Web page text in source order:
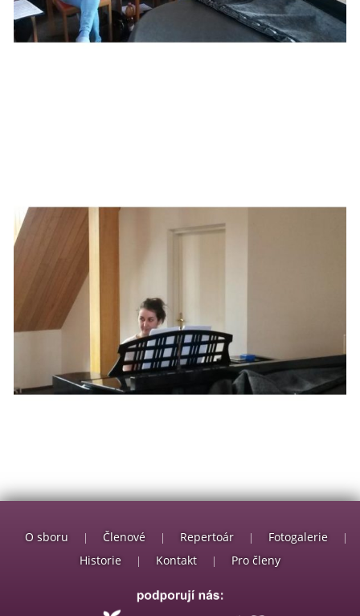
O sboru | Členové | Repertoár | Fotogalerie |
Historie | Kontakt | Pro členy